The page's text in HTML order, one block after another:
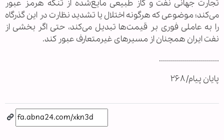
تجارت جهانی نفت و گاز طبیعی مایع‌شده از تنگه هرمز عبور
می‌کند؛ موضوعی که هرگونه اختلال یا تشدید نظارت در این گذرگاه
را به عاملی فوری بر قیمت‌ها تبدیل می‌کند، حتی اگر بخشی از
نفت ایران همچنان از مسیرهای غیرمتعارف عبور کند.
..............................
پایان پیام/ ۲۶۸